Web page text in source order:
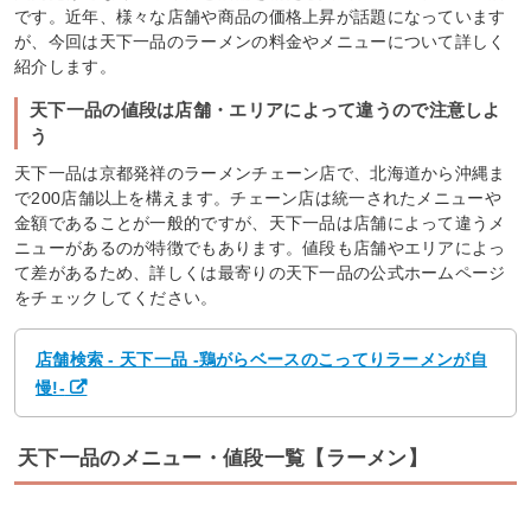
です。近年、様々な店舗や商品の価格上昇が話題になっています
が、今回は天下一品のラーメンの料金やメニューについて詳しく
紹介します。
天下一品の値段は店舗・エリアによって違うので注意しよ
う
天下一品は京都発祥のラーメンチェーン店で、北海道から沖縄ま
で200店舗以上を構えます。チェーン店は統一されたメニューや
金額であることが一般的ですが、天下一品は店舗によって違うメ
ニューがあるのが特徴でもあります。値段も店舗やエリアによっ
て差があるため、詳しくは最寄りの天下一品の公式ホームページ
をチェックしてください。
店舗検索 - 天下一品 -鶏がらベースのこってりラーメンが自
慢!-
天下一品のメニュー・値段一覧【ラーメン】